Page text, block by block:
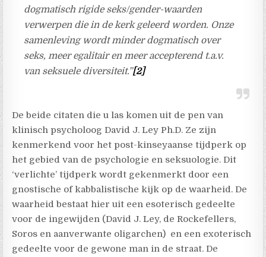
dogmatisch rigide seks/gender-waarden
verwerpen die in de kerk geleerd worden. Onze
samenleving wordt minder dogmatisch over
seks, meer egalitair en meer accepterend t.a.v.
van seksuele diversiteit.”[2]
De beide citaten die u las komen uit de pen van
klinisch psycholoog David J. Ley Ph.D. Ze zijn
kenmerkend voor het post-kinseyaanse tijdperk op
het gebied van de psychologie en seksuologie. Dit
‘verlichte’ tijdperk wordt gekenmerkt door een
gnostische of kabbalistische kijk op de waarheid. De
waarheid bestaat hier uit een esoterisch gedeelte
voor de ingewijden (David J. Ley, de Rockefellers,
Soros en aanverwante oligarchen) en een exoterisch
gedeelte voor de gewone man in de straat. De